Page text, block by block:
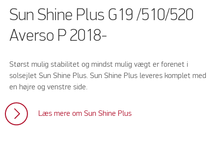
Sun Shine Plus G19 /510/520
Averso P 2018-
Størst mulig stabilitet og mindst mulig vægt er forenet i
solsejlet Sun Shine Plus. Sun Shine Plus leveres komplet med
en højre og venstre side.
Læs mere om Sun Shine Plus